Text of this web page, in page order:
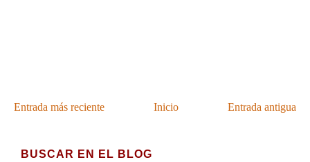
Entrada más reciente Entrada antigua
Inicio
BUSCAR EN EL BLOG